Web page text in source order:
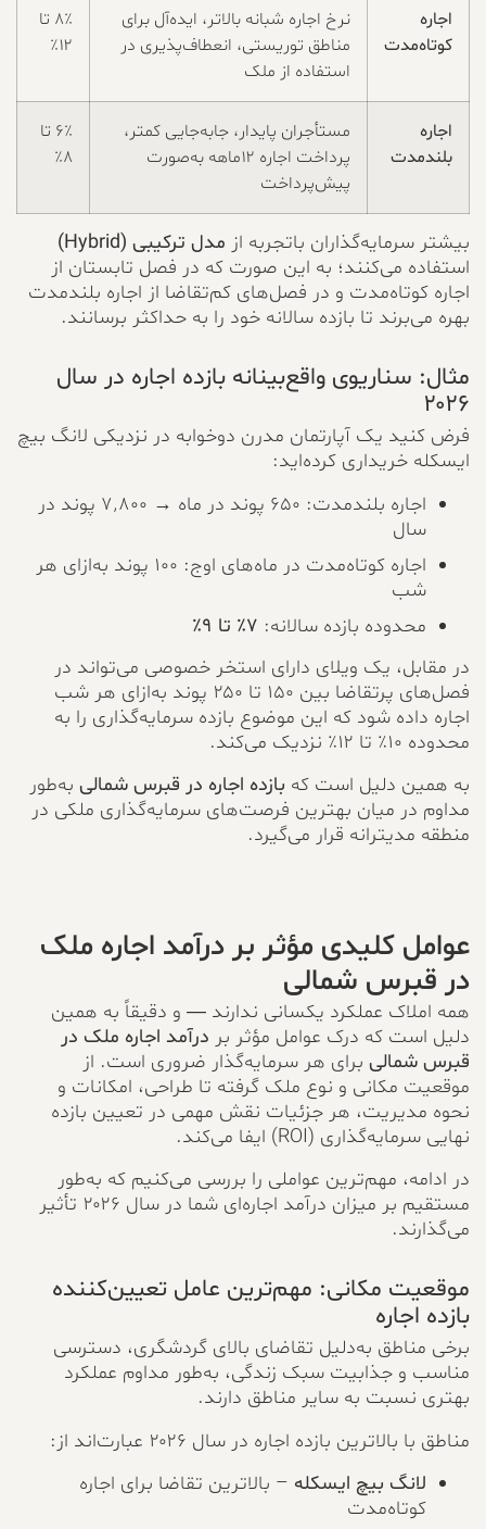
اجاره
کوتاه‌مدت
نرخ اجاره شبانه بالاتر، ایده‌آل برای
مناطق توریستی، انعطاف‌پذیری در
استفاده از ملک
۸٪ تا
۱۲٪
اجاره
بلندمدت
مستأجران پایدار، جابه‌جایی کمتر،
پرداخت اجاره ۱۲ماهه به‌صورت
پیش‌پرداخت
۶٪ تا
۸٪
بیشتر سرمایه‌گذاران باتجربه از مدل ترکیبی (Hybrid)
استفاده می‌کنند؛ به این صورت که در فصل تابستان از
اجاره کوتاه‌مدت و در فصل‌های کم‌تقاضا از اجاره بلندمدت
بهره می‌برند تا بازده سالانه خود را به حداکثر برسانند.
مثال: سناریوی واقع‌بینانه بازده اجاره در سال
۲۰۲۶
فرض کنید یک آپارتمان مدرن دوخوابه در نزدیکی لانگ بیچ
ایسکله خریداری کرده‌اید:
اجاره بلندمدت: ۶۵۰ پوند در ماه → ۷٬۸۰۰ پوند در
سال
اجاره کوتاه‌مدت در ماه‌های اوج: ۱۰۰ پوند به‌ازای هر
شب
محدوده بازده سالانه: ۷٪ تا ۹٪
در مقابل، یک ویلای دارای استخر خصوصی می‌تواند در
فصل‌های پرتقاضا بین ۱۵۰ تا ۲۵۰ پوند به‌ازای هر شب
اجاره داده شود که این موضوع بازده سرمایه‌گذاری را به
محدوده ۱۰٪ تا ۱۲٪ نزدیک می‌کند.
به همین دلیل است که بازده اجاره در قبرس شمالیبه‌طور
مداوم در میان بهترین فرصت‌های سرمایه‌گذاری ملکی در
منطقه مدیترانه قرار می‌گیرد.
عوامل کلیدی مؤثر بر درآمد اجاره ملک
در قبرس شمالی
همه املاک عملکرد یکسانی ندارند — و دقیقاً به همین
دلیل است که درک عوامل مؤثر بر درآمد اجاره ملک در
قبرس شمالیبرای هر سرمایه‌گذار ضروری است. از
موقعیت مکانی و نوع ملک گرفته تا طراحی، امکانات و
نحوه مدیریت، هر جزئیات نقش مهمی در تعیین بازده
نهایی سرمایه‌گذاری (ROI) ایفا می‌کند.
در ادامه، مهم‌ترین عواملی را بررسی می‌کنیم که به‌طور
مستقیم بر میزان درآمد اجاره‌ای شما در سال ۲۰۲۶ تأثیر
می‌گذارند.
موقعیت مکانی: مهم‌ترین عامل تعیین‌کننده
بازده اجاره
برخی مناطق به‌دلیل تقاضای بالای گردشگری، دسترسی
مناسب و جذابیت سبک زندگی، به‌طور مداوم عملکرد
بهتری نسبت به سایر مناطق دارند.
مناطق با بالاترین بازده اجاره در سال ۲۰۲۶ عبارت‌اند از:
لانگ بیچ ایسکله– بالاترین تقاضا برای اجاره
کوتاه‌مدت